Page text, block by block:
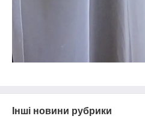
Інші новини рубрики